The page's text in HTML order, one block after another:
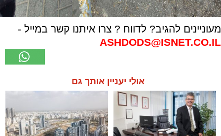
מעוניינים להגיב? לדווח ? צרו איתנו קשר במייל -
ASHDODS@ISNET.CO.IL
אולי יעניין אותך גם